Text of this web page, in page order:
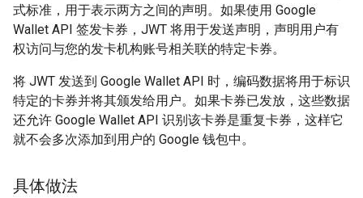
式标准，用于表示两方之间的声明。如果使用 Google
Wallet API 签发卡券，JWT 将用于发送声明，声明用户有
权访问与您的发卡机构账号相关联的特定卡券。
将 JWT 发送到 Google Wallet API 时，编码数据将用于标识
特定的卡券并将其颁发给用户。如果卡券已发放，这些数据
还允许 Google Wallet API 识别该卡券是重复卡券，这样它
就不会多次添加到用户的 Google 钱包中。
具体做法